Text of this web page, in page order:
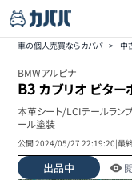
車の個人売買ならカババ > 中
BMWアルピナ
B3 カブリオ ビター
本革シート/LCIテールラン
ール塗装
公開2024/05/27 22:19:20|最
出品中